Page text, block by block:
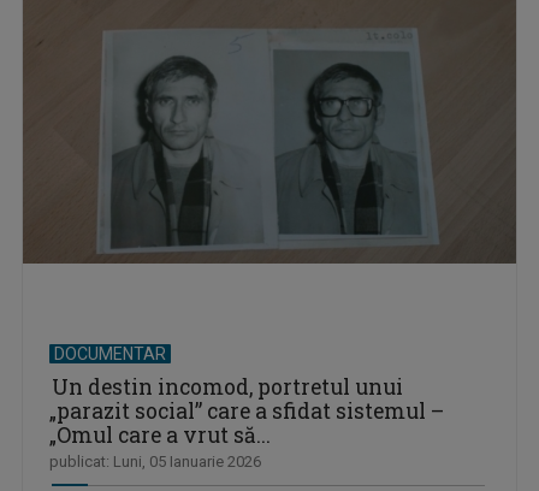
DOCUMENTAR
Un destin incomod, portretul unui
„parazit social” care a sfidat sistemul –
„Omul care a vrut să...
publicat: Luni, 05 Ianuarie 2026